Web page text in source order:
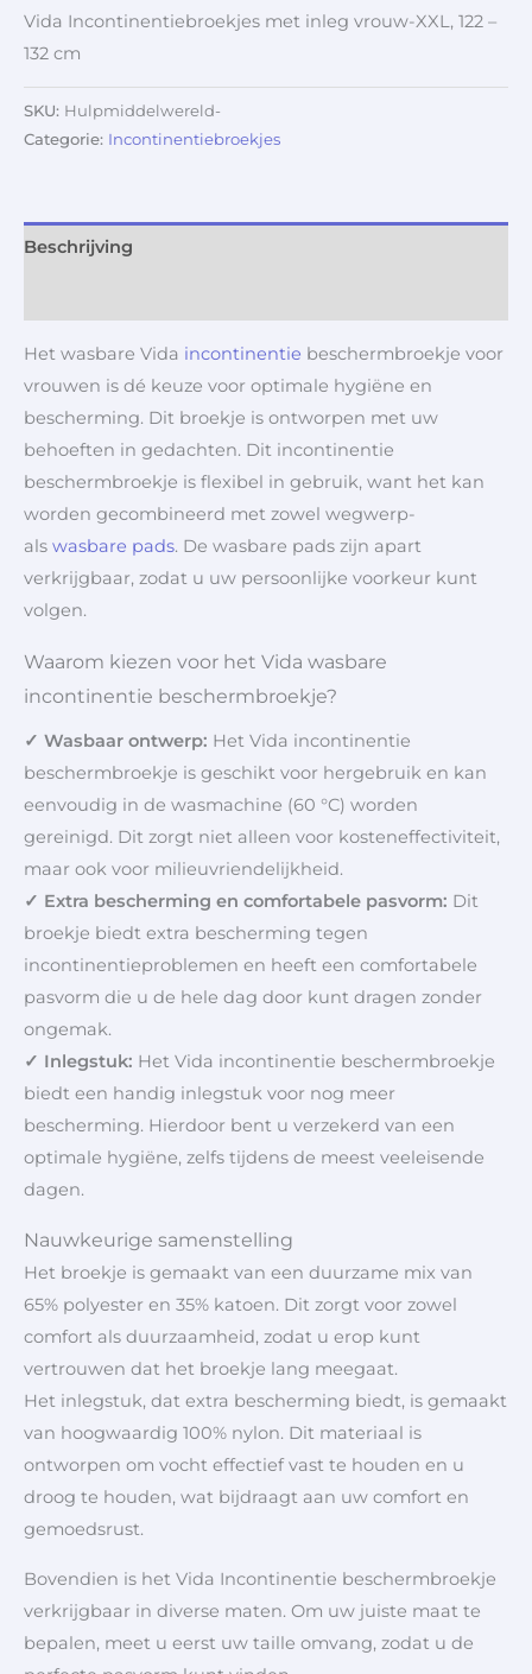
Vida Incontinentiebroekjes met inleg vrouw-XXL, 122 –
132 cm
SKU: Hulpmiddelwereld-
Categorie: Incontinentiebroekjes
Beschrijving
Het wasbare Vida incontinentie beschermbroekje voor
vrouwen is dé keuze voor optimale hygiëne en
bescherming. Dit broekje is ontworpen met uw
behoeften in gedachten. Dit incontinentie
beschermbroekje is flexibel in gebruik, want het kan
worden gecombineerd met zowel wegwerp-
als wasbare pads. De wasbare pads zijn apart
verkrijgbaar, zodat u uw persoonlijke voorkeur kunt
volgen.
Waarom kiezen voor het Vida wasbare
incontinentie beschermbroekje?
✓ Wasbaar ontwerp: Het Vida incontinentie
beschermbroekje is geschikt voor hergebruik en kan
eenvoudig in de wasmachine (60 °C) worden
gereinigd. Dit zorgt niet alleen voor kosteneffectiviteit,
maar ook voor milieuvriendelijkheid.
✓ Extra bescherming en comfortabele pasvorm: Dit
broekje biedt extra bescherming tegen
incontinentieproblemen en heeft een comfortabele
pasvorm die u de hele dag door kunt dragen zonder
ongemak.
✓ Inlegstuk: Het Vida incontinentie beschermbroekje
biedt een handig inlegstuk voor nog meer
bescherming. Hierdoor bent u verzekerd van een
optimale hygiëne, zelfs tijdens de meest veeleisende
dagen.
Nauwkeurige samenstelling
Het broekje is gemaakt van een duurzame mix van
65% polyester en 35% katoen. Dit zorgt voor zowel
comfort als duurzaamheid, zodat u erop kunt
vertrouwen dat het broekje lang meegaat.
Het inlegstuk, dat extra bescherming biedt, is gemaakt
van hoogwaardig 100% nylon. Dit materiaal is
ontworpen om vocht effectief vast te houden en u
droog te houden, wat bijdraagt aan uw comfort en
gemoedsrust.
Bovendien is het Vida Incontinentie beschermbroekje
verkrijgbaar in diverse maten. Om uw juiste maat te
bepalen, meet u eerst uw taille omvang, zodat u de